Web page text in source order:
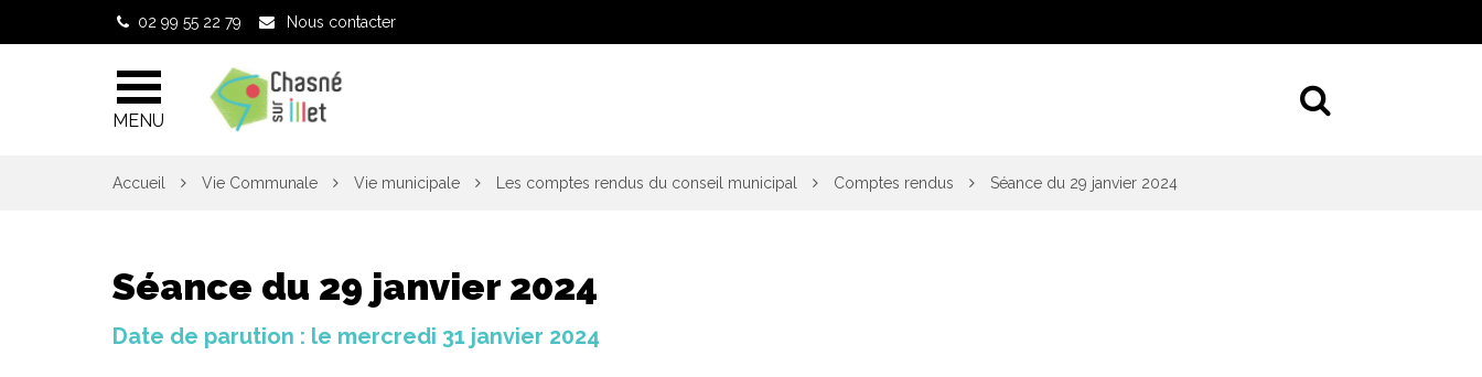
02 99 55 22 79 Nous contacter
MENU
Accueil Vie Communale Vie municipale Les comptes rendus du conseil municipal Comptes rendus Séance du 29 janvier 2024
Séance du 29 janvier 2024
Date de parution : le mercredi 31 janvier 2024